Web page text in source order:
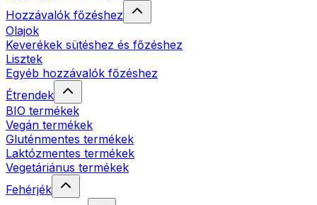
Hozzávalók főzéshez
Olajok
Keverékek sütéshez és főzéshez
Lisztek
Egyéb hozzávalók főzéshez
Étrendek
BIO termékek
Vegán termékek
Gluténmentes termékek
Laktózmentes termékek
Vegetáriánus termékek
Fehérjék